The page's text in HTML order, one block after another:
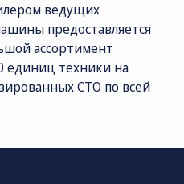
ведущих
предоставляется
ассортимент
единиц техники на
СТО по всей